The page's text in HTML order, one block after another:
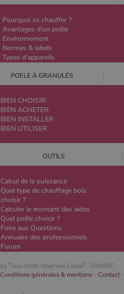
Pourquoi se chauffer ?
Avantages d'un poêle
Environnement
Normes & labels
Types d'appareils
POELE À GRANULÉS
BIEN CHOISIR
BIEN ACHETER
BIEN INSTALLER
BIEN UTILISER
OUTILS
Calcul de la puissance
Quel type de chauffage bois
choisir ?
Calculer le montant des aides
Quel poêle choisir ?
Foire aux Questions
Annuaire des professionnels
Forum
(c) Tous droits réservés CanoP - DMARC
Conditions générales & mentions - Contact-